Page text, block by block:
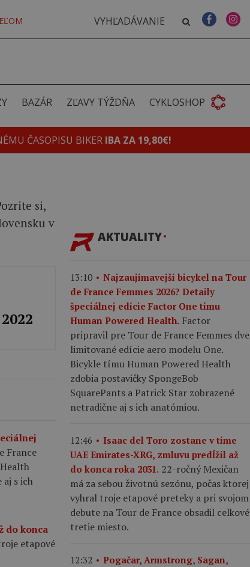
BAZÁR ZĽAVY TÝŽDŇA CYKLOSHOP
ČASOPISU BIKER IBA ZA 19,80€!
si,
v
France
aj s ich
do konca
etapové
AKTUALITY
13:10
Najzaujímavejší bicykel na Tour
de France Femmes 2026? Detaily
špeciálnej edície Factor One tímu
Human Powered Health. Factor
pripravil pre Tour de France Femmes dve
limitované edície aero modelu One.
Bicykle tímu Human Powered Health
zdobia postavičky SpongeBob
SquarePants a Patrick Star zobrazené
netradične aj s ich anatómiou.
12:46
Isaac del Toro zostane v tíme
UAE Emirates-XRG, zmluvu predĺžil až
do konca roka 2031. 22-ročný Mexičan
má za sebou životnú sezónu, počas ktorej
vyhral troje etapové preteky a pri svojom
debute na Tour de France obsadil celkové
tretie miesto.
12:32
Pogačar, Armstrong, Sagan,